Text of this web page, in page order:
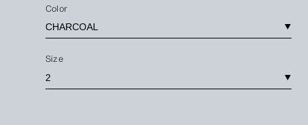
Color
Size